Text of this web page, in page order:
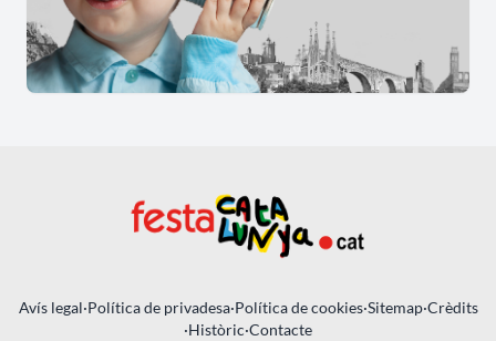
Avís legal·Política de privadesa·Política de cookies·Sitemap·Crèdits
·Històric·Contacte